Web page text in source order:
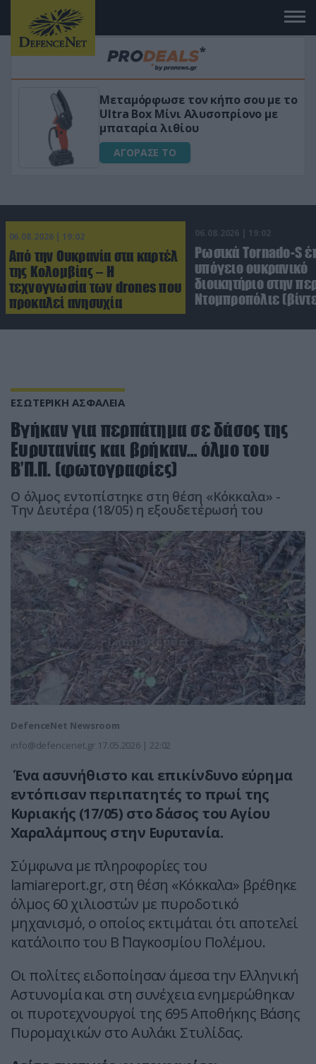
«Μαγική» φόρμουλα τριβόλι + VIP
για αύξηση της λίμπιντο
ΑΓΟΡΑΣΕ ΤΟ
06.08.2026 | 19:02
Από την Ουκρανία στα καρτέλ
της Κολομβίας – Η
τεχνογνωσία των drones που
προκαλεί ανησυχία
06.08.2026 | 19:02
Ρωσικά Tornado-S
υπόγειο ουκρανικό
διοικητήριο στην
Ντομπροπόλιε
ΕΣΩΤΕΡΙΚΗ ΑΣΦΑΛΕΙΑ
Βγήκαν για περπάτημα σε δάσος της
Ευρυτανίας και βρήκαν… όλμο του
Β’Π.Π. (φωτογραφίες)
Ο όλμος εντοπίστηκε στη θέση «Κόκκαλα» -
Την Δευτέρα (18/05) η εξουδετέρωσή του
DefenceNet Newsroom
info@defencenet.gr 17.05.2026 | 22:02
Ένα ασυνήθιστο και επικίνδυνο εύρημα
εντόπισαν περιπατητές το πρωί της
Κυριακής (17/05) στο δάσος του Αγίου
Χαραλάμπους στην Ευρυτανία.
Σύμφωνα με πληροφορίες του
lamiareport.gr, στη θέση «Κόκκαλα» βρέθηκε
όλμος 60 χιλιοστών με πυροδοτικό
μηχανισμό, ο οποίος εκτιμάται ότι αποτελεί
κατάλοιπο του Β΄ Παγκοσμίου Πολέμου.
Οι πολίτες ειδοποίησαν άμεσα την Ελληνική
Αστυνομία και στη συνέχεια ενημερώθηκαν
οι πυροτεχνουργοί της 695 Αποθήκης Βάσης
Πυρομαχικών στο Αυλάκι Στυλίδας.